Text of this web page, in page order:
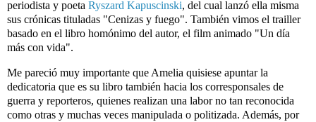
periodista y poeta Ryszard Kapuscinski, del cual lanzó ella misma
sus crónicas tituladas "Cenizas y fuego". También vimos el trailler
basado en el libro homónimo del autor, el film animado "Un día
más con vida".
Me pareció muy importante que Amelia quisiese apuntar la
dedicatoria que es su libro también hacia los corresponsales de
guerra y reporteros, quienes realizan una labor no tan reconocida
como otras y muchas veces manipulada o politizada. Además, por